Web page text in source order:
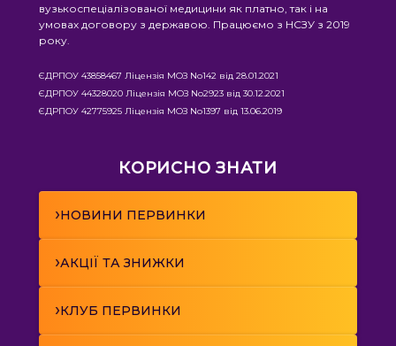
вузькоспеціалізованої медицини як платно, так і на
умовах договору з державою. Працюємо з НСЗУ з 2019
року.
ЄДРПОУ 43858467 Ліцензія МОЗ No142 від 28.01.2021
ЄДРПОУ 44328020 Ліцензія МОЗ No2923 від 30.12.2021
ЄДРПОУ 42775925 Ліцензія МОЗ No1397 від 13.06.2019
КОРИСНО ЗНАТИ
›НОВИНИ ПЕРВИНКИ
›АКЦІЇ ТА ЗНИЖКИ
›КЛУБ ПЕРВИНКИ